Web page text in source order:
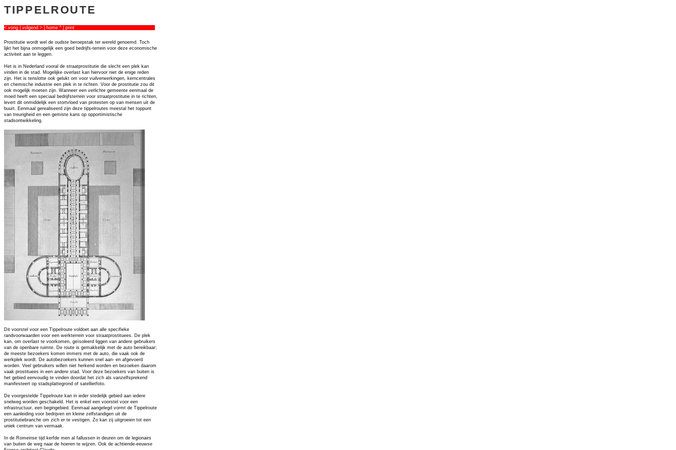
TIPPELROUTE
< vorig volgend > home ^ print
Prostitutie wordt wel de oudste beroepstak ter wereld genoemd. Toch
lijkt het bijna onmogelijk een goed bedrijfs-terrein voor deze economische
activiteit aan te leggen.
Het is in Nederland vooral de straatprostitutie die slecht een plek kan
vinden in de stad. Mogelijke overlast kan hiervoor niet de enige reden
zijn. Het is tenslotte ook gelukt om voor vuilverwerkingen, kerncentrales
en chemische industrie een plek in te richten. Voor de prostitutie zou dit
ook mogelijk moeten zijn. Wanneer een verlichte gemeente eenmaal de
moed heeft een speciaal bedrijfsterrein voor straatprostitutie in te richten,
levert dit onmiddelijk een stortvloed van protesten op van mensen uit de
buurt. Eenmaal gerealiseerd zijn deze tippelroutes meestal het toppunt
van treurigheid en een gemiste kans op opportimistische
stadsontwikkeling.
Dit voorstel voor een Tippelroute voldoet aan alle specifieke
randvoorwaarden voor een werkterrein voor straatprostituees. De plek
kan, om overlast te voorkomen, geïsoleerd liggen van andere gebruikers
van de openbare ruimte. De route is gemakkelijk met de auto bereikbaar;
de meeste bezoekers komen immers met de auto, die vaak ook de
werkplek wordt. De autobezoekers kunnen snel aan- en afgevoerd
worden. Veel gebruikers willen niet herkend worden en bezoeken daarom
vaak prostituees in een andere stad. Voor deze bezoekers van buiten is
het gebied eenvoudig te vinden doordat het zich als vanzelfsprekend
manifesteert op stadsplattegrond of satellietfoto.
De voorgestelde Tippelroute kan in ieder stedelijk gebied aan iedere
snelweg worden geschakeld. Het is enkel een voorstel voor een
infrastructuur, een begingebied. Eenmaal aangelegd vormt de Tippelroute
een aanleiding voor bedrijven en kleine zelfstandigen uit de
prostitutiebranche om zich er te vestigen. Zo kan zij uitgroeien tot een
uniek centrum van vermaak.
In de Romeinse tijd kerfde men al fallussen in deuren om de legionairs
van buiten de weg naar de hoeren te wijzen. Ook de achtiende-eeuwse